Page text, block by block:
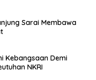
Sarai Membawa
Kebangsaan Demi
NKRI